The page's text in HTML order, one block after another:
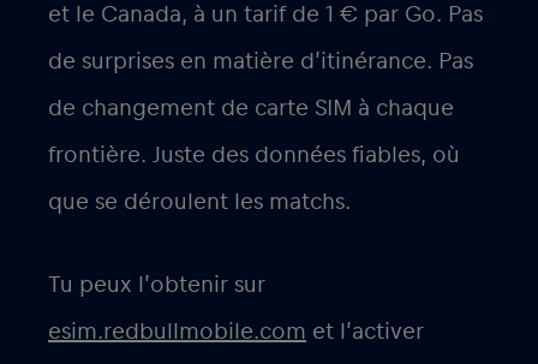
et le Canada, à un tarif de 1 € par Go. Pas
de surprises en matière d’itinérance. Pas
de changement de carte SIM à chaque
frontière. Juste des données fiables, où
que se déroulent les matchs.
Tu peux l’obtenir sur
esim.redbullmobile.com et l’activer